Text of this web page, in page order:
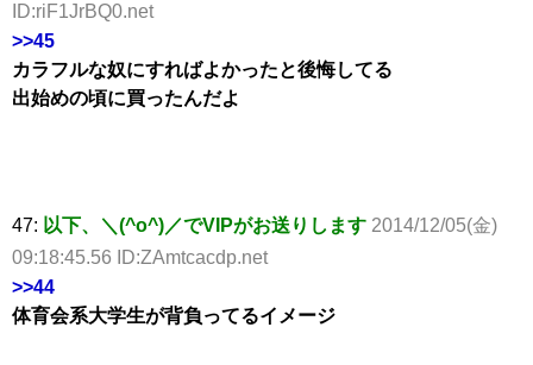
ID:riF1JrBQ0.net
>>45
カラフルな奴にすればよかったと後悔してる
出始めの頃に買ったんだよ
47: 以下、＼(^o^)／でVIPがお送りします 2014/12/05(金)
09:18:45.56 ID:ZAmtcacdp.net
>>44
体育会系大学生が背負ってるイメージ